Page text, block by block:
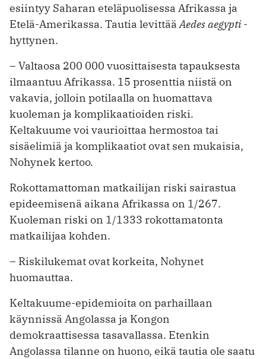
esiintyy Saharan eteläpuolisessa Afrikassa ja
Etelä-Amerikassa. Tautia levittääAedes aegypti-
hyttynen.
– Valtaosa 200 000 vuosittaisesta tapauksesta
ilmaantuu Afrikassa. 15 prosenttia niistä on
vakavia, jolloin potilaalla on huomattava
kuoleman ja komplikaatioiden riski.
Keltakuume voi vaurioittaa hermostoa tai
sisäelimiä ja komplikaatiot ovat sen mukaisia,
Nohynek kertoo.
Rokottamattoman matkailijan riski sairastua
epideemisenä aikana Afrikassa on 1/267.
Kuoleman riski on 1/1333 rokottamatonta
matkailijaa kohden.
– Riskilukemat ovat korkeita, Nohynet
huomauttaa.
Keltakuume-epidemioita on parhaillaan
käynnissä Angolassa ja Kongon
demokraattisessa tasavallassa. Etenkin
Angolassa tilanne on huono, eikä tautia ole saatu